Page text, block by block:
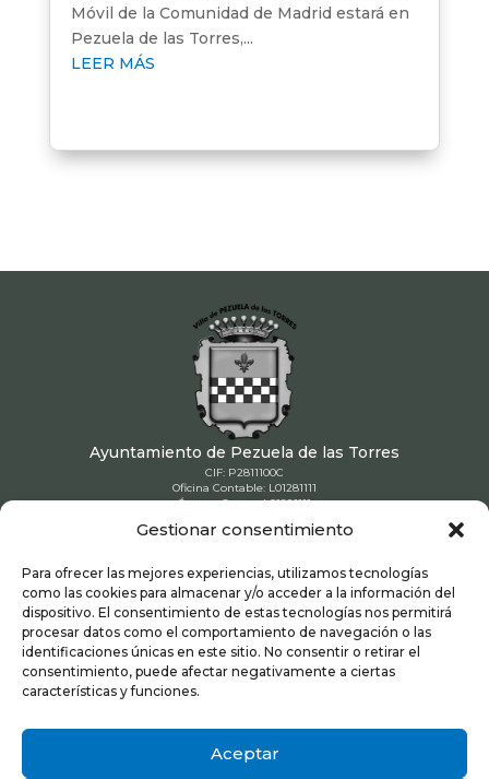
Gestionar consentimiento
Para ofrecer las mejores experiencias, utilizamos tecnologías
como las cookies para almacenar y/o acceder a la información del
dispositivo. El consentimiento de estas tecnologías nos permitirá
procesar datos como el comportamiento de navegación o las
identificaciones únicas en este sitio. No consentir o retirar el
consentimiento, puede afectar negativamente a ciertas
características y funciones.
Aceptar
Móvil de la Comunidad de Madrid estará en
Pezuela de las Torres,...
LEER MÁS
Ayuntamiento de Pezuela de las Torres
CIF: P2811100C
Oficina Contable: L01281111
Órgano Gestor: L01281111
 91 886 90 80
 ayuntamiento@pezueladelastorres.es

Plaza de la Constitucion 1. 28812 – Pezuela